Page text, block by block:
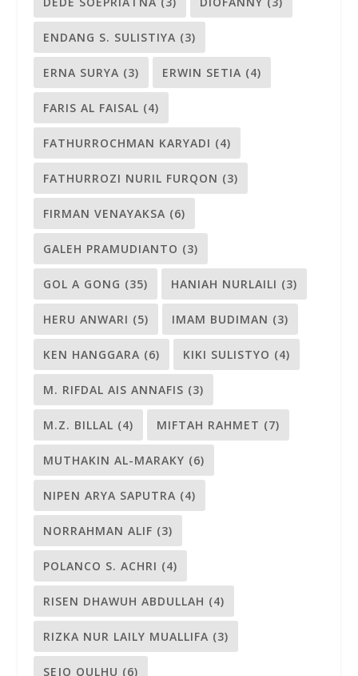
ENDANG S. SULISTIYA (3)
ERNA SURYA (3) ERWIN SETIA (4)
FARIS AL FAISAL (4)
FATHURROCHMAN KARYADI (4)
FATHURROZI NURIL FURQON (3)
FIRMAN VENAYAKSA (6)
GALEH PRAMUDIANTO (3)
GOL A GONG (35) HANIAH NURLAILI (3)
HERU ANWARI (5) IMAM BUDIMAN (3)
KEN HANGGARA (6) KIKI SULISTYO (4)
M. RIFDAL AIS ANNAFIS (3)
M.Z. BILLAL (4) MIFTAH RAHMET (7)
MUTHAKIN AL-MARAKY (6)
NIPEN ARYA SAPUTRA (4)
NORRAHMAN ALIF (3)
POLANCO S. ACHRI (4)
RISEN DHAWUH ABDULLAH (4)
RIZKA NUR LAILY MUALLIFA (3)
SEJO QULHU (6)